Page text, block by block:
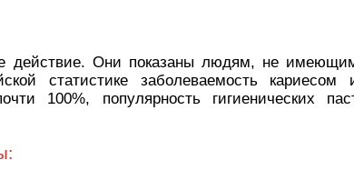
действие. Они показаны людям, не
статистике заболеваемость кариесом
100%, популярность гигиенических